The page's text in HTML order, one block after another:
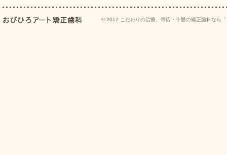
© 2012 こだわりの治療、帯広・十勝の矯正歯科なら